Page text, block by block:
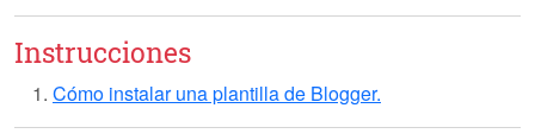
Instrucciones
Cómo instalar una plantilla de Blogger.